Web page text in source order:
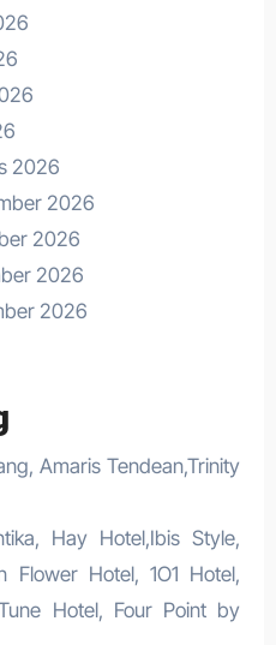
2026
2026
2026
2026
2026
Amaris Tendean,Trinity
Hay Hotel,Ibis Style,
Flower Hotel, 1O1 Hotel,
Hotel, Four Point by